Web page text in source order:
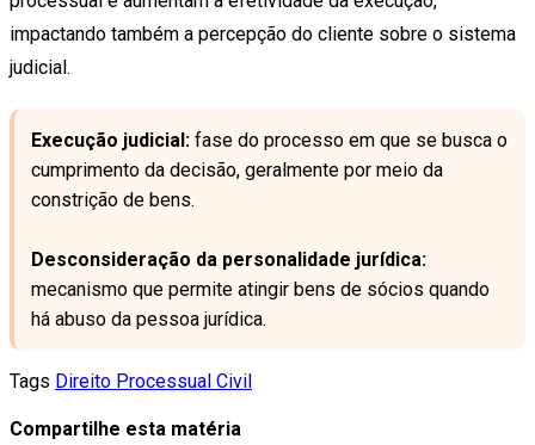
impactando também a percepção do cliente sobre o sistema
judicial.
Execução judicial: fase do processo em que se busca o
cumprimento da decisão, geralmente por meio da
constrição de bens.
Desconsideração da personalidade jurídica:
mecanismo que permite atingir bens de sócios quando
há abuso da pessoa jurídica.
Tags Direito Processual Civil
Compartilhe esta matéria